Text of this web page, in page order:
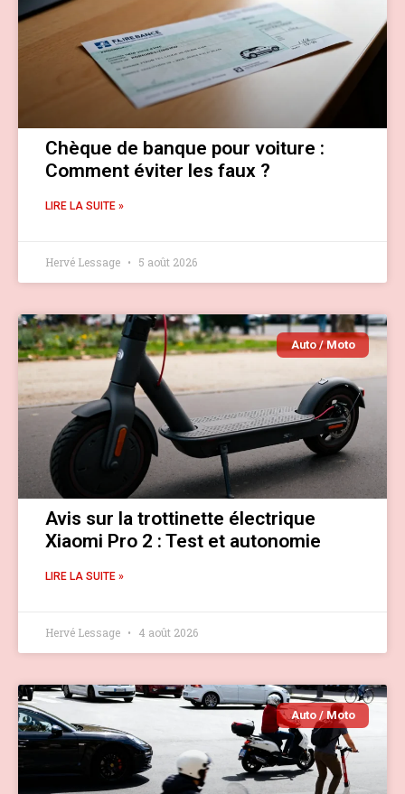
Chèque de banque pour voiture :
Comment éviter les faux ?
LIRE LA SUITE »
Hervé Lessage 5 août 2026
Auto / Moto
Avis sur la trottinette électrique
Xiaomi Pro 2 : Test et autonomie
LIRE LA SUITE »
Hervé Lessage 4 août 2026
Auto / Moto